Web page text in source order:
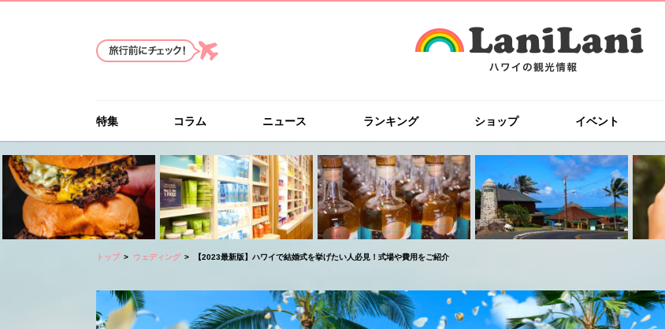
特集 コラム ニュース ランキング ショップ イベント
トップ ウェディング 【2023最新版】ハワイで結婚式を挙げたい人必見！式場や費用をご紹介